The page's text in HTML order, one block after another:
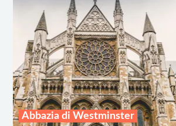
Abbazia di Westminster